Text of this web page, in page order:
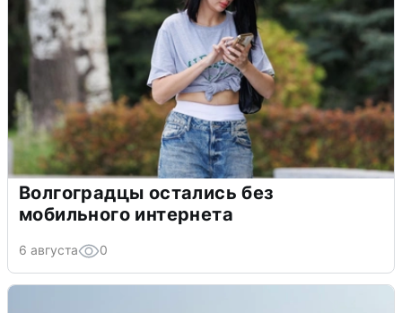
Волгоградцы остались без
мобильного интернета
6 августа 0